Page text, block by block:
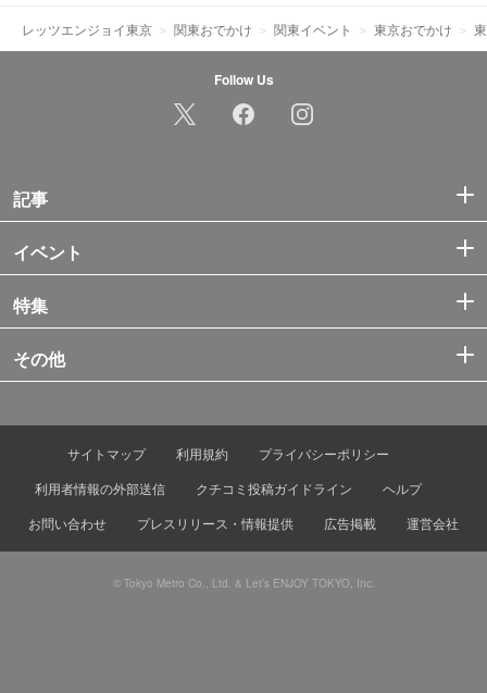
レッツエンジョイ東京 関東おでかけ 関東イベント 東京おでかけ
Follow Us
記事
イベント
特集
その他
サイトマップ 利用規約
プライバシーポリシー
利用者情報の外部送信
クチコミ投稿ガイドライン
ヘルプ
お問い合わせ
プレスリリース・情報提供 広告掲載 運営会社
© Tokyo Metro Co., Ltd. & Let’s ENJOY TOKYO, Inc.